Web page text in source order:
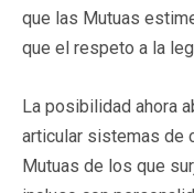
que las Mutuas
que el respeto a la
La posibilidad ahora
articular sistemas de
Mutuas de los que